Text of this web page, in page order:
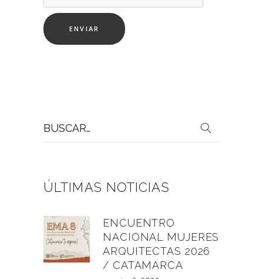
por:
ÚLTIMAS NOTICIAS
ENCUENTRO
NACIONAL MUJERES
ARQUITECTAS 2026
/ CATAMARCA